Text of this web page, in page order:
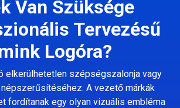
Van Szüksége
Tervezésű
Logóra?
elkerülhetetlen szépségszalonja vagy
népszerűsítéséhez. A vezető márkák
fordítanak egy olyan vizuális embléma